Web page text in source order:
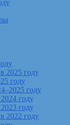
2025 году
году
году
году
году
2022 году